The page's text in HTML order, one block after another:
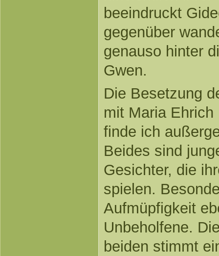
beeindruckt
gegenüber
genauso hinter
Gwen.
Die Besetzung
mit Maria
finde ich
Beides sind
Gesichter, die
spielen.
Aufmüpfigkeit
Unbeholfene.
beiden stimmt